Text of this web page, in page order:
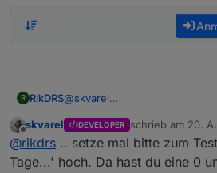
R RikDRS@skvarel
Offline
skvarel DEVELOPER schrieb am 20.
zuletzt editiert
@rikdrs .. setze mal bitte zum
Tage...' hoch. Da hast du eine 0